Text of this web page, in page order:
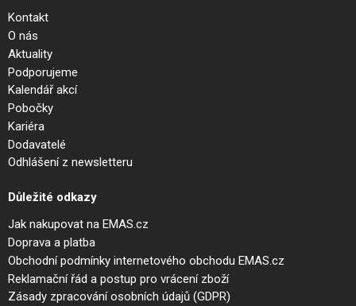
Kontakt
O nás
Aktuality
Podporujeme
Kalendář akcí
Pobočky
Kariéra
Dodavatelé
Odhlášení z newsletteru
Důležité odkazy
Jak nakupovat na EMAS.cz
Doprava a platba
Obchodní podmínky internetového obchodu EMAS.cz
Reklamační řád a postup pro vrácení zboží
Zásady zpracování osobních údajů (GDPR)